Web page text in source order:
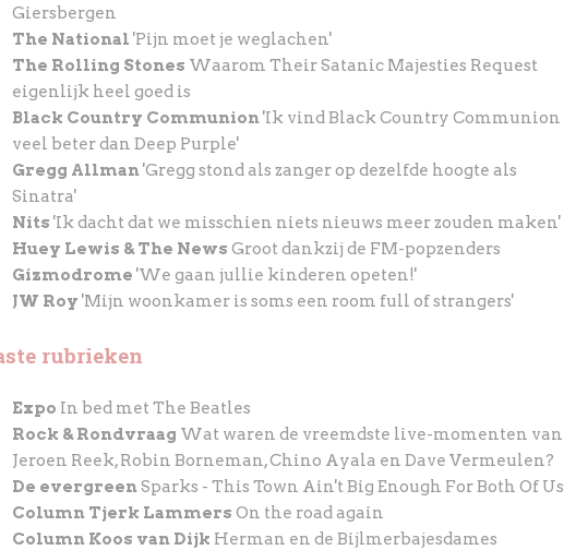
Giersbergen
The National 'Pijn moet je weglachen'
The Rolling Stones Waarom Their Satanic Majesties Request
eigenlijk heel goed is
Black Country Communion'Ik vind Black Country Communion
veel beter dan Deep Purple'
Gregg Allman'Gregg stond als zanger op dezelfde hoogte als
Sinatra'
Nits 'Ik dacht dat we misschien niets nieuws meer zouden maken'
Huey Lewis & The News Groot dankzij de FM-popzenders
Gizmodrome 'We gaan jullie kinderen opeten!'
JW Roy 'Mijn woonkamer is soms een room full of strangers'
rubrieken
Expo In bed met The Beatles
Rock & Rondvraag Wat waren de vreemdste live-momenten van
Jeroen Reek, Robin Borneman, Chino Ayala en Dave Vermeulen?
De evergreenSparks - This Town Ain't Big Enough For Both Of Us
Column Tjerk Lammers On the road again
Column Koos van Dijk Herman en de Bijlmerbajesdames